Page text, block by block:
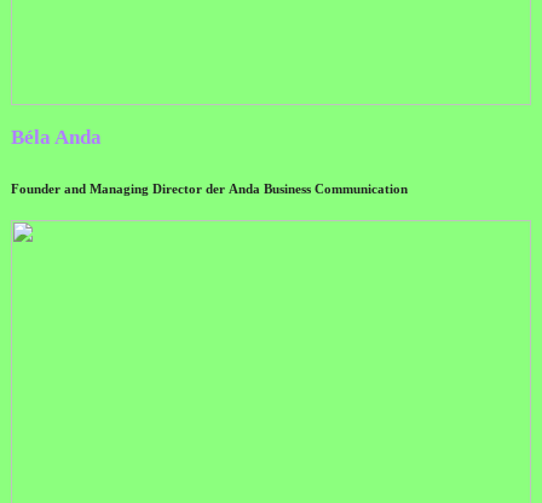
Béla Anda
Founder and Managing Director der Anda Business Communication